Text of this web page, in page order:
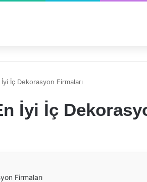
İyi İç Dekorasyon Firmaları
İyi İç
Firmaları